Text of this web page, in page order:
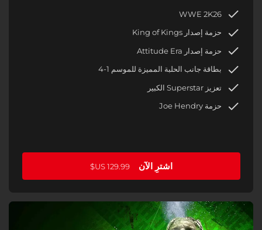
WWE 2K26
حزمة إصدار King of Kings
حزمة إصدار Attitude Era
بطاقة جانب الحلبة المميزة للموسم 1-4
تعزيز Superstar الكبير
حزمة Joe Hendry
اشترِ الآن ‏129.99 US$